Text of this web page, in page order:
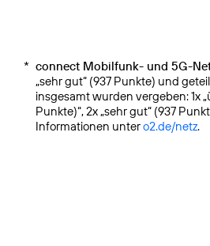
* connect Mobilfunk- und 5G-
„sehr gut“ (937 Punkte) und
insgesamt wurden vergeben: 1x
Punkte)“, 2x „sehr gut“ (937
Informationen untero2.de/netz.